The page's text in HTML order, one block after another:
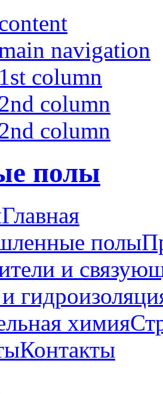
navigation
column
column
column
полы
Главная
полы
и
химия
Контакты